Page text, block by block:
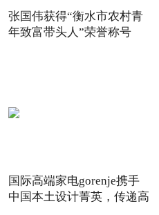
张国伟获得“衡水市农村青
年致富带头人”荣誉称号
国际高端家电gorenje携手
中国本土设计菁英，传递高